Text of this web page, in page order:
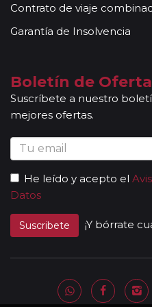
acompañantes,
conocimientos y buena
locales que le
cultura de los lugares
grupos son bilingües
portugués), en estos
acompañantes podrán
idiomas diferentes.
guía-acompañante en
acompañantes siempre
paseos incluidos, pero
deben dedicación a la
guías pueden
de coordinación, bien
Contrato de viaje
Garantía de Insolvencia
Boletín de
Suscríbete a nuestro
mejores ofertas.
He leído y acepto el
Datos
Suscribete ¡Y bórrate